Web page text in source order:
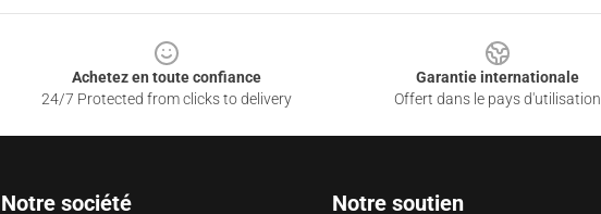
Achetez en toute confiance
24/7 Protected from clicks to delivery
Garantie internationale
Offert dans le pays d'utilisation
Notre société Notre soutien